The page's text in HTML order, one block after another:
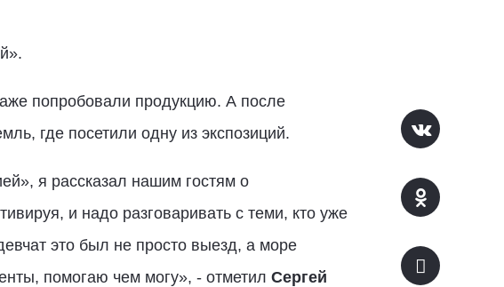
попробовали продукцию. А после
где посетили одну из экспозиций.
я рассказал нашим гостям о
и надо разговаривать с теми, кто уже
это был не просто выезд, а море
помогаю чем могу», - отметил Сергей